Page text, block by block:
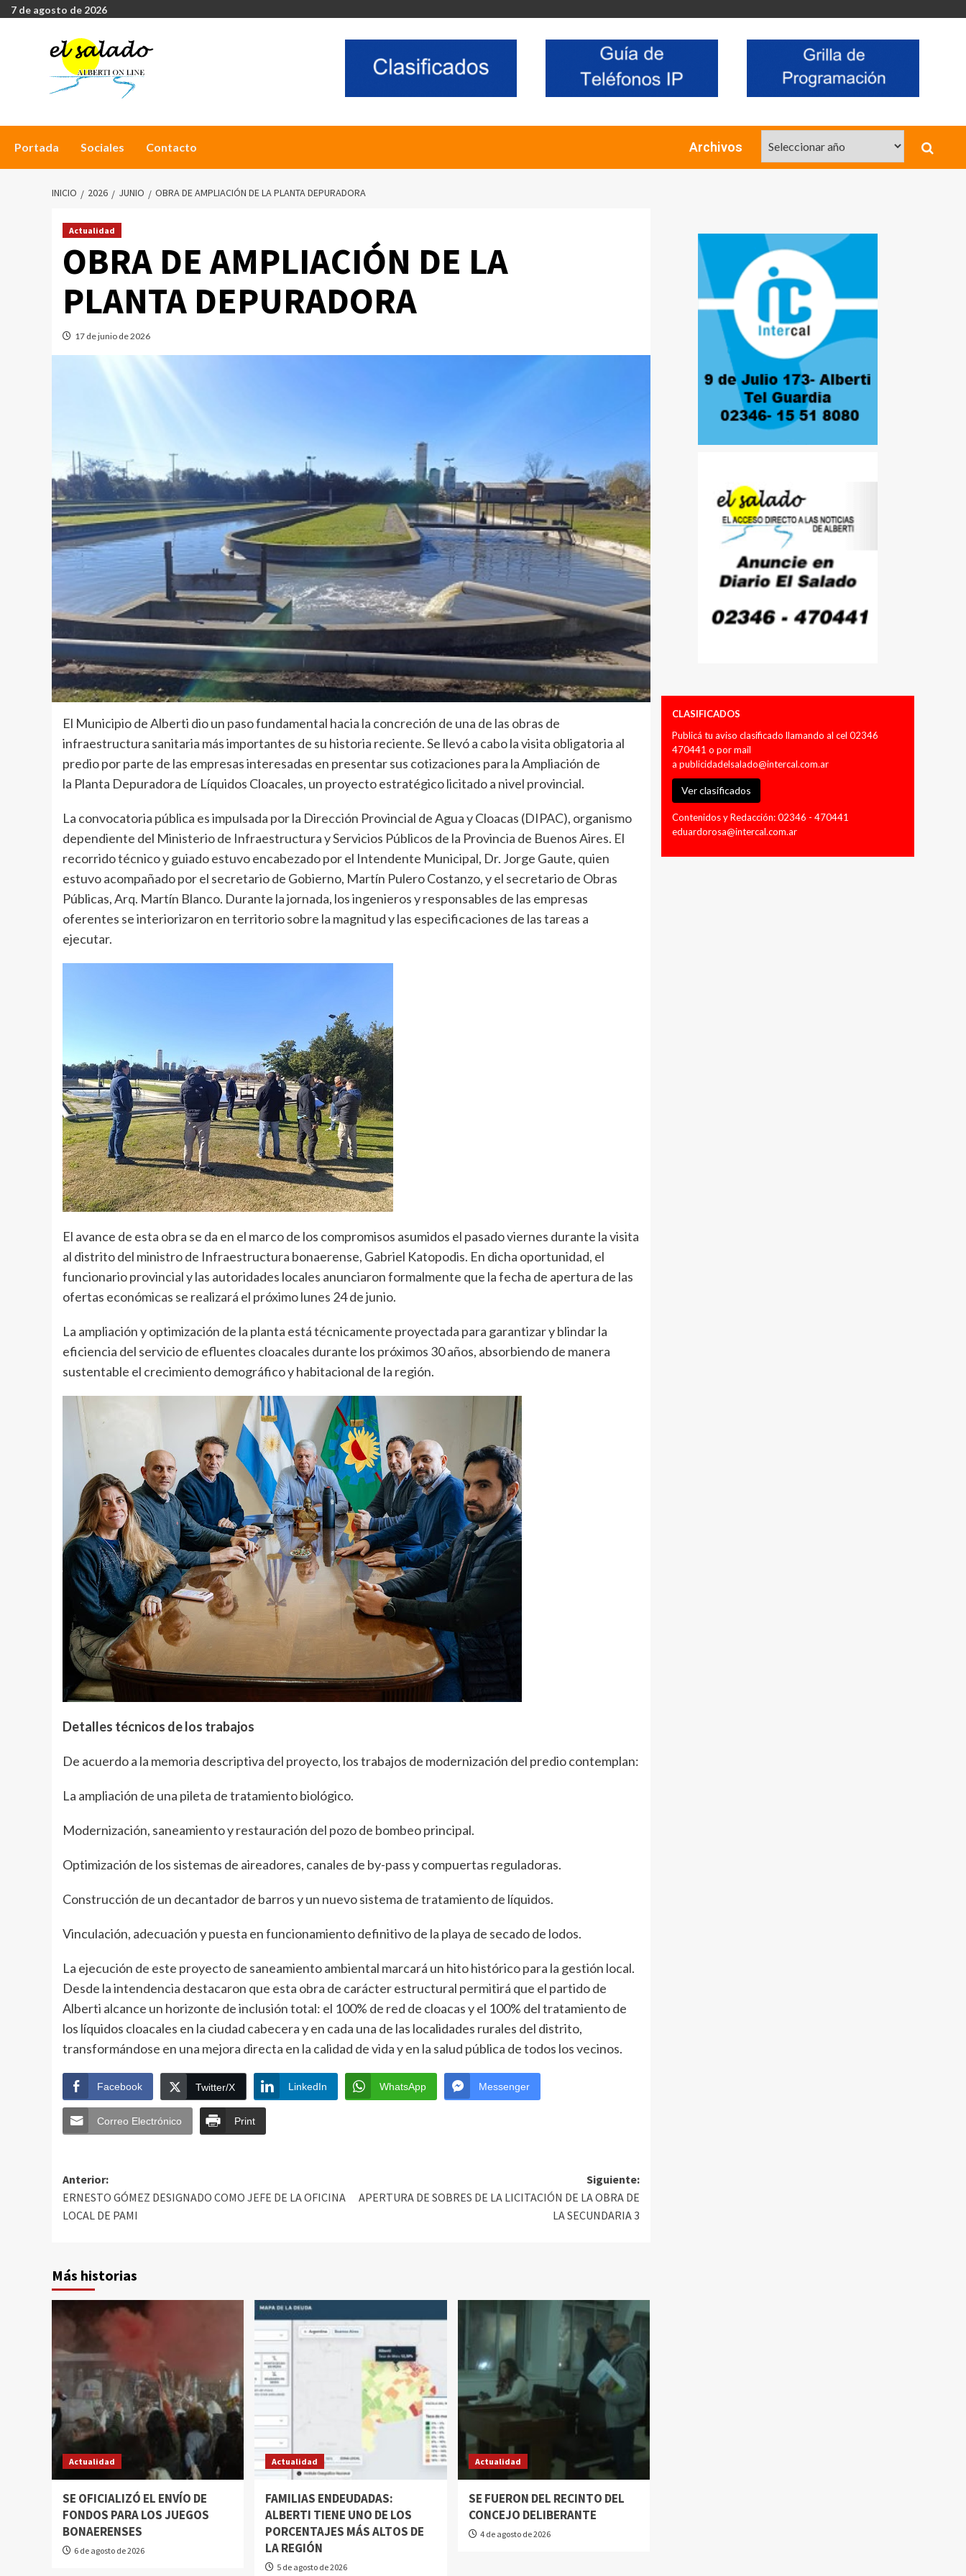
7 de agosto de 2026
Portada Sociales Contacto Archivos
INICIO 2026 JUNIO OBRA DE AMPLIACIÓN DE LA PLANTA DEPURADORA
Actualidad
OBRA DE AMPLIACIÓN DE LA
PLANTA DEPURADORA
17 de junio de 2026
El Municipio de Alberti dio un paso fundamental hacia la concreción de una de las obras de
infraestructura sanitaria más importantes de su historia reciente. Se llevó a cabo la visita obligatoria al
predio por parte de las empresas interesadas en presentar sus cotizaciones para la Ampliación de
la Planta Depuradora de Líquidos Cloacales, un proyecto estratégico licitado a nivel provincial.
La convocatoria pública es impulsada por la Dirección Provincial de Agua y Cloacas (DIPAC), organismo
dependiente del Ministerio de Infraestructura y Servicios Públicos de la Provincia de Buenos Aires. El
recorrido técnico y guiado estuvo encabezado por el Intendente Municipal, Dr. Jorge Gaute, quien
estuvo acompañado por el secretario de Gobierno, Martín Pulero Costanzo, y el secretario de Obras
Públicas, Arq. Martín Blanco. Durante la jornada, los ingenieros y responsables de las empresas
oferentes se interiorizaron en territorio sobre la magnitud y las especificaciones de las tareas a
ejecutar.
El avance de esta obra se da en el marco de los compromisos asumidos el pasado viernes durante la visita
al distrito del ministro de Infraestructura bonaerense, Gabriel Katopodis. En dicha oportunidad, el
funcionario provincial y las autoridades locales anunciaron formalmente que la fecha de apertura de las
ofertas económicas se realizará el próximo lunes 24 de junio.
La ampliación y optimización de la planta está técnicamente proyectada para garantizar y blindar la
eficiencia del servicio de efluentes cloacales durante los próximos 30 años, absorbiendo de manera
sustentable el crecimiento demográfico y habitacional de la región.
Detalles técnicos de los trabajos
De acuerdo a la memoria descriptiva del proyecto, los trabajos de modernización del predio contemplan:
La ampliación de una pileta de tratamiento biológico.
Modernización, saneamiento y restauración del pozo de bombeo principal.
Optimización de los sistemas de aireadores, canales de by-pass y compuertas reguladoras.
Construcción de un decantador de barros y un nuevo sistema de tratamiento de líquidos.
Vinculación, adecuación y puesta en funcionamiento definitivo de la playa de secado de lodos.
La ejecución de este proyecto de saneamiento ambiental marcará un hito histórico para la gestión local.
Desde la intendencia destacaron que esta obra de carácter estructural permitirá que el partido de
Alberti alcance un horizonte de inclusión total: el 100% de red de cloacas y el 100% del tratamiento de
los líquidos cloacales en la ciudad cabecera y en cada una de las localidades rurales del distrito,
transformándose en una mejora directa en la calidad de vida y en la salud pública de todos los vecinos.
Facebook Twitter/X LinkedIn WhatsApp Messenger
Correo Electrónico Print
Anterior:
ERNESTO GÓMEZ DESIGNADO COMO JEFE DE LA OFICINA
LOCAL DE PAMI
Siguiente:
APERTURA DE SOBRES DE LA LICITACIÓN DE LA OBRA DE
LA SECUNDARIA 3
Más historias
Actualidad
SE OFICIALIZÓ EL ENVÍO DE
FONDOS PARA LOS JUEGOS
BONAERENSES
6 de agosto de 2026
Actualidad
FAMILIAS ENDEUDADAS:
ALBERTI TIENE UNO DE LOS
PORCENTAJES MÁS ALTOS DE
LA REGIÓN
5 de agosto de 2026
Actualidad
SE FUERON DEL RECINTO DEL
CONCEJO DELIBERANTE
4 de agosto de 2026
CLASIFICADOS
Publicá tu aviso clasificado llamando al cel 02346
470441 o por mail
a publicidadelsalado@intercal.com.ar
Ver clasificados
Contenidos y Redacción: 02346 - 470441
eduardorosa@intercal.com.ar